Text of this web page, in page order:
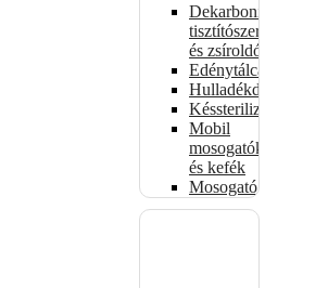
Dekarbonizáló
tisztítószerek
és zsíroldók
Edénytálcák
Hulladékdarálók
Késsterilizátorok
Mobil
mosogatók
és kefék
Mosogatógépkosarak